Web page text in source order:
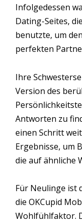
Infolgedessen
Dating-Seites,
benutzte, um
perfekten
Ihre
Version des
Antworten zu
einen Schritt
Ergebnisse, um
die auf ähnliche
Für Neulinge ist
die OKCupid
Wohlfühlfaktor.